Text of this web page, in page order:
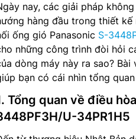
nay, các giải pháp
hàng đầu trong thiết
ống gió Panasonic S-
những công trình đòi hỏi
dòng máy này ra sao?
bạn có cái nhìn tổng
Tổng quan về điều
U-34PR1H5